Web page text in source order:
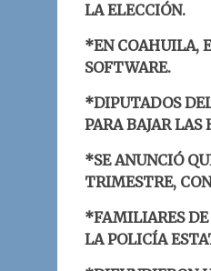
LA ELECCIÓN.
*EN COAHUILA,
SOFTWARE.
*DIPUTADOS
PARA BAJAR LAS
*SE ANUNCIÓ
TRIMESTRE,
*FAMILIARES DE
LA POLICÍA